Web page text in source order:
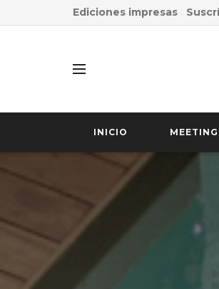
Ediciones impresas
INICIO